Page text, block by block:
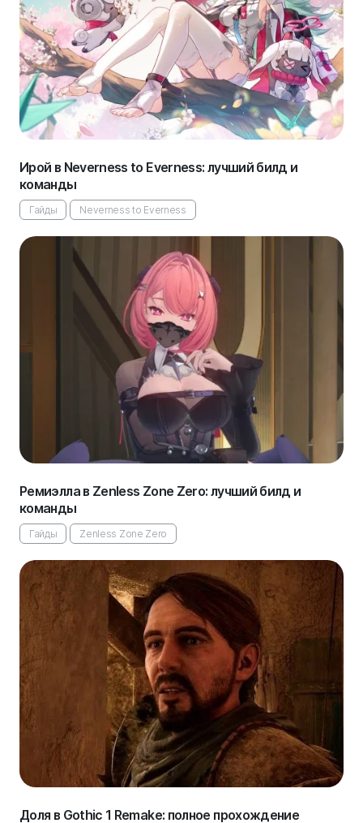
Ирой в Neverness to Everness: лучший билд и
команды
Гайды Neverness to Everness
Ремиэлла в Zenless Zone Zero: лучший билд и
команды
Гайды Zenless Zone Zero
Доля в Gothic 1 Remake: полное прохождение